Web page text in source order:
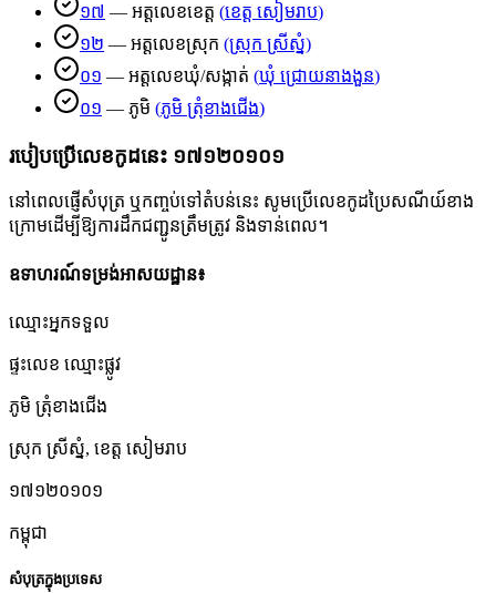
១៧ — អត្តលេខខេត្ត (ខេត្ត សៀមរាប)
១២ — អត្តលេខស្រុក (ស្រុក ស្រីស្នំ)
០១ — អត្តលេខឃុំ/សង្កាត់ (ឃុំ ជ្រោយនាងងួន)
០១ — ភូមិ (ភូមិ ត្រុំខាងជើង)
របៀបប្រើលេខកូដនេះ ១៧១២០១០១
នៅពេលផ្ញើសំបុត្រ ឬកញ្ចប់ទៅតំបន់នេះ សូមប្រើលេខកូដប្រៃសណីយ៍ខាង
ក្រោមដើម្បីឱ្យការដឹកជញ្ជូនត្រឹមត្រូវ និងទាន់ពេល។
ឧទាហរណ៍ទម្រង់អាសយដ្ឋាន៖
ឈ្មោះអ្នកទទួល
ផ្ទះលេខ ឈ្មោះផ្លូវ
ភូមិ ត្រុំខាងជើង
ស្រុក ស្រីស្នំ, ខេត្ត សៀមរាប
១៧១២០១០១
កម្ពុជា
សំបុត្រក្នុងប្រទេស